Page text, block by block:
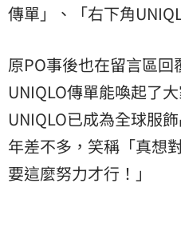
傳單」、「右下角
原PO事後也在留言區
UNIQLO傳單能喚起了
UNIQLO已成為全球服
年差不多，笑稱「真想
要這麼努力才行！」